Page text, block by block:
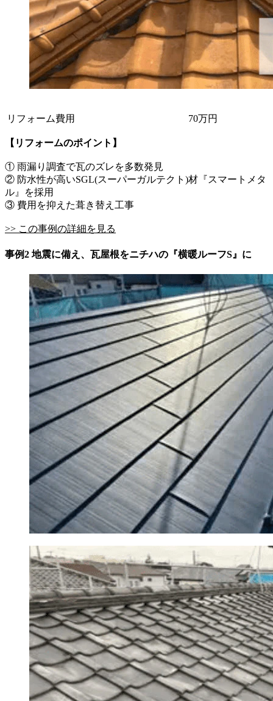
リフォーム費用 70万円
【リフォームのポイント】
① 雨漏り調査で瓦のズレを多数発見
② 防水性が高いSGL(スーパーガルテクト)材『スマートメタ
ル』を採用
③ 費用を抑えた葺き替え工事
>> この事例の詳細を見る
事例2 地震に備え、瓦屋根をニチハの『横暖ルーフS』に